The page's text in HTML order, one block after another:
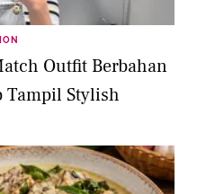
Outfit Berbahan
Tampil Stylish